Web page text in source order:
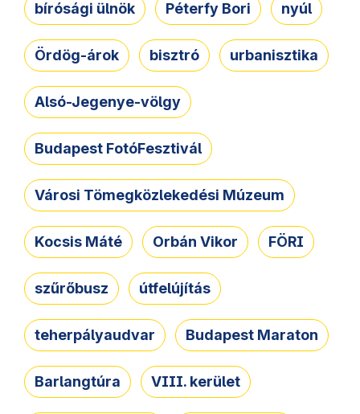
bírósági ülnök Péterfy Bori nyúl
Ördög-árok bisztró urbanisztika
Alsó-Jegenye-völgy
Budapest FotóFesztivál
Városi Tömegközlekedési Múzeum
Kocsis Máté Orbán Vikor FÖRI
szűrőbusz útfelújítás
teherpályaudvar Budapest Maraton
Barlangtúra VIII. kerület